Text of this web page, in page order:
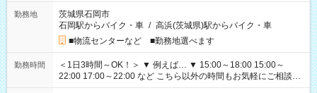
勤務地
茨城県石岡市
石岡駅からバイク・車 / 高浜(茨城県)駅からバイク・車
■物流センターなど ■勤務地選べます
勤務時間
＜1日3時間～OK！＞ ▼ 例えば… ▼ 15:00～18:00 15:00～
22:00 17:00～22:00 など こちら以外の時間もお気軽にご相談く
ださい！